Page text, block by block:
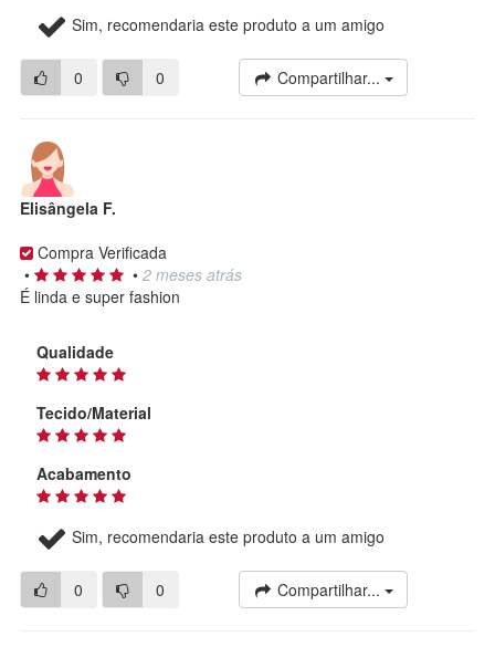
Sim, recomendaria este produto a um amigo
0 0 Compartilhar...
Elisângela F.
Compra Verificada
•
• 2 meses atrás
É linda e super fashion
Qualidade
Tecido/Material
Acabamento
Sim, recomendaria este produto a um amigo
0 0 Compartilhar...